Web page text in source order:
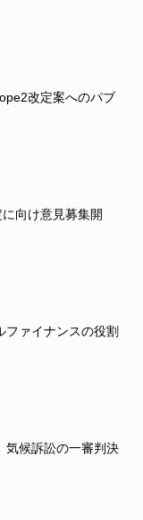
改定案へのパブ
向け意見募集開
ファイナンスの役割
気候訴訟の一審判決